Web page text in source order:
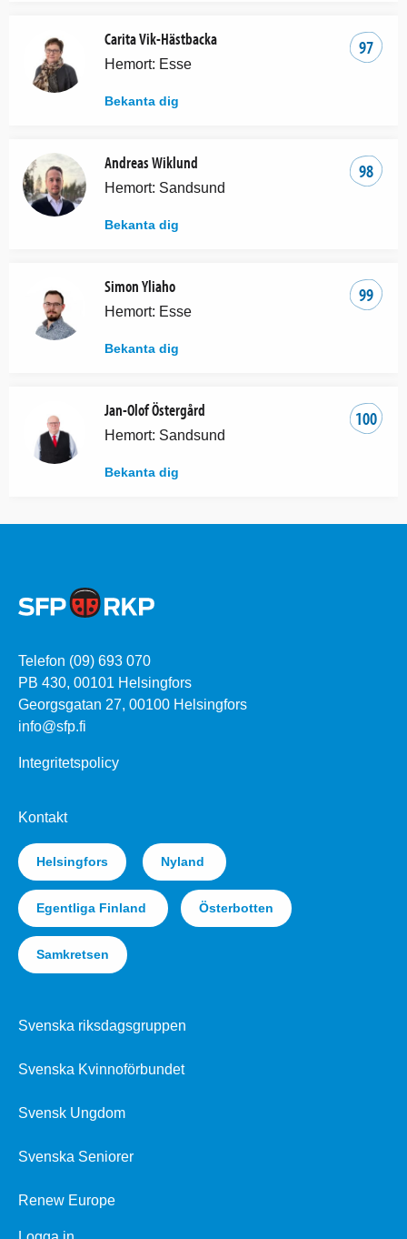
97
Carita Vik-Hästbacka
Hemort: Esse
Bekanta dig
98
Andreas Wiklund
Hemort: Sandsund
Bekanta dig
99
Simon Yliaho
Hemort: Esse
Bekanta dig
100
Jan-Olof Östergård
Hemort: Sandsund
Bekanta dig
Telefon (09) 693 070
PB 430, 00101 Helsingfors
Georgsgatan 27, 00100 Helsingfors
info@sfp.fi
Integritetspolicy
Kontakt
Helsingfors Nyland
Egentliga Finland Österbotten
Samkretsen
Svenska riksdagsgruppen
Svenska Kvinnoförbundet
Svensk Ungdom
Svenska Seniorer
Renew Europe